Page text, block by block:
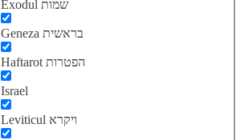
Exodul שמות
Geneza בראשית
Haftarot הפטרות
Israel
Leviticul ויקרא